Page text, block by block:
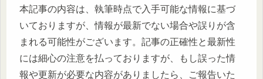
本記事の内容は、執筆時点で入手可能な情報に基づ
いておりますが、情報が最新でない場合や誤りが含
まれる可能性がございます。記事の正確性と最新性
には細心の注意を払っておりますが、もし誤った情
報や更新が必要な内容がありましたら、ご報告いた